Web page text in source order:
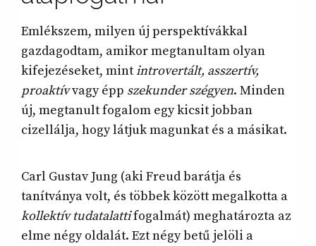
Emlékszem, milyen új perspektívákkal
gazdagodtam, amikor megtanultam olyan
kifejezéseket, mintintrovertált, asszertív,
proaktívvagy épp szekunder szégyen. Minden
új, megtanult fogalom egy kicsit jobban
cizellálja, hogy látjuk magunkat és a másikat.
Carl Gustav Jung (aki Freud barátja és
tanítványa volt, és többek között megalkotta a
kollektív tudatalattifogalmát) meghatározta az
elme négy oldalát. Ezt négy betű jelöli a